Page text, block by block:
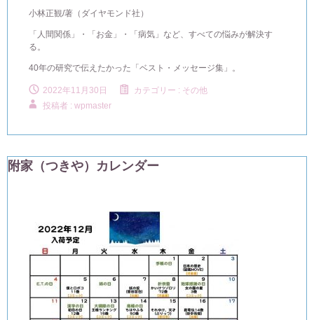
小林正観/著（ダイヤモンド社）
「人間関係」・「お金」・「病気」など、すべての悩みが解決す
る。
40年の研究で伝えたかった「ベスト・メッセージ集」。
2022年11月30日 カテゴリー : その他
投稿者 : wpmaster
附家（つきや）カレンダー